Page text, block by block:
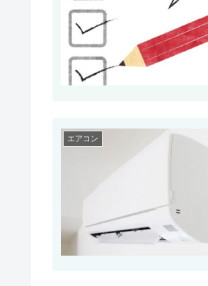
エアコン